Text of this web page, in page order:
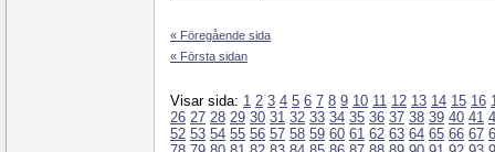
« Föregående sida
« Första sidan
Visar sida: 1 2 3 4 5 6 7 8 9 10 11 12 13 14 15 16
26 27 28 29 30 31 32 33 34 35 36 37 38 39 40 41
52 53 54 55 56 57 58 59 60 61 62 63 64 65 66 67